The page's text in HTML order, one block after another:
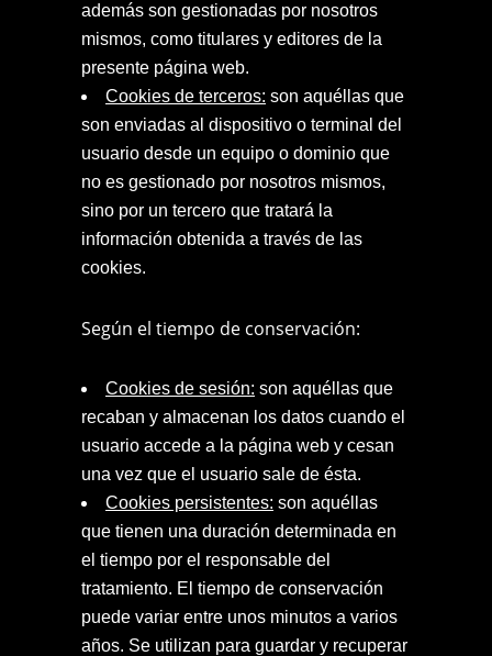
además son gestionadas por nosotros
mismos, como titulares y editores de la
presente página web.
Cookies de terceros: son aquéllas que
son enviadas al dispositivo o terminal del
usuario desde un equipo o dominio que
no es gestionado por nosotros mismos,
sino por un tercero que tratará la
información obtenida a través de las
cookies.
Según el tiempo de conservación:
Cookies de sesión: son aquéllas que
recaban y almacenan los datos cuando el
usuario accede a la página web y cesan
una vez que el usuario sale de ésta.
Cookies persistentes: son aquéllas
que tienen una duración determinada en
el tiempo por el responsable del
tratamiento. El tiempo de conservación
puede variar entre unos minutos a varios
años. Se utilizan para guardar y recuperar